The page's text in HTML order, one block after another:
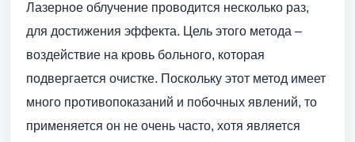
Лазерное облучение проводится несколько раз,
для достижения эффекта. Цель этого метода –
воздействие на кровь больного, которая
подвергается очистке. Поскольку этот метод имеет
много противопоказаний и побочных явлений, то
применяется он не очень часто, хотя является